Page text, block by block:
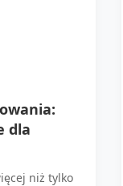
dla
niż tylko